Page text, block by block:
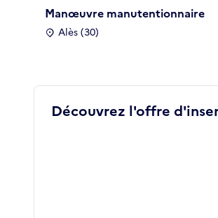
Manœuvre manutentionnaire
Alès (30)
Découvrez l'offre